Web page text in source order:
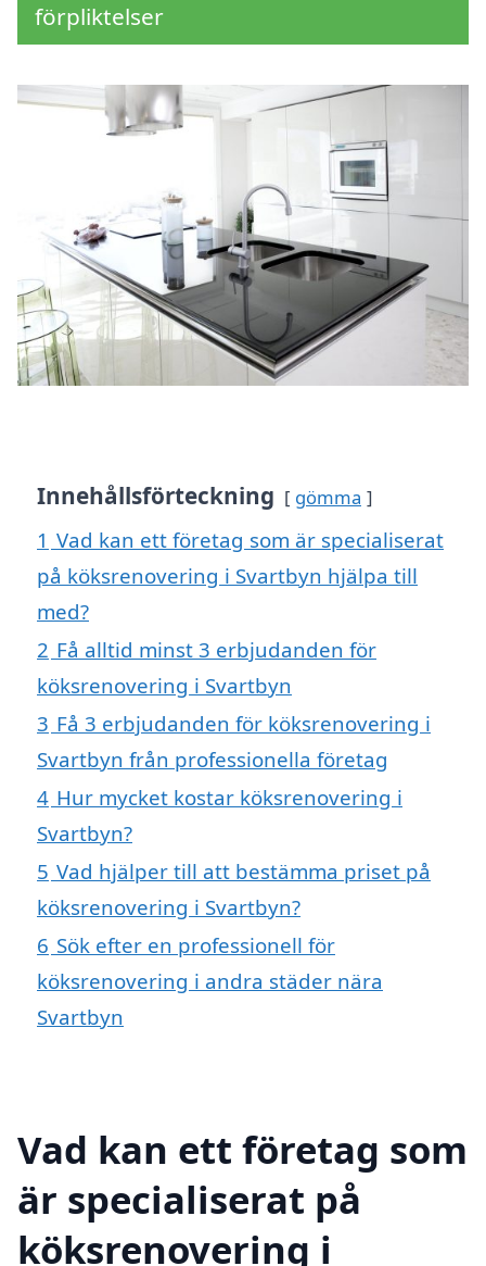
förpliktelser
Innehållsförteckning gömma
1 Vad kan ett företag som är specialiserat
på köksrenovering i Svartbyn hjälpa till
med?
2 Få alltid minst 3 erbjudanden för
köksrenovering i Svartbyn
3 Få 3 erbjudanden för köksrenovering i
Svartbyn från professionella företag
4 Hur mycket kostar köksrenovering i
Svartbyn?
5 Vad hjälper till att bestämma priset på
köksrenovering i Svartbyn?
6 Sök efter en professionell för
köksrenovering i andra städer nära
Svartbyn
Vad kan ett företag som
är specialiserat på
köksrenovering i